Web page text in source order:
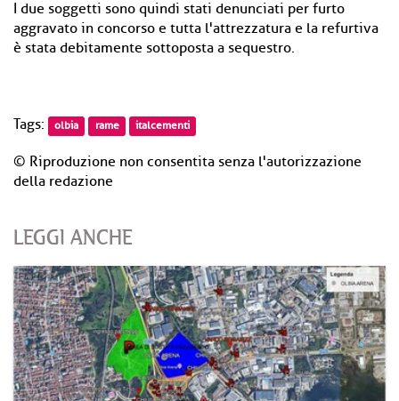
I due soggetti sono quindi stati denunciati per furto
aggravato in concorso e tutta l'attrezzatura e la refurtiva
è stata debitamente sottoposta a sequestro.
Tags: olbia rame italcementi
© Riproduzione non consentita senza l'autorizzazione
della redazione
LEGGI ANCHE